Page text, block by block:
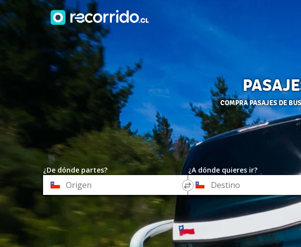
COMPRA PASAJES DE
¿De dónde partes? ¿A dónde quieres ir?
Origen
*
Destino